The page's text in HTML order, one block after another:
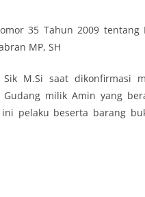
35 Tahun 2009 tentang
MP, SH
M.Si saat dikonfirmasi
milik Amin yang
pelaku beserta barang